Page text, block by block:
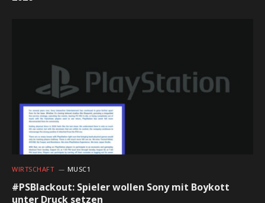
WIRTSCHAFT MUSC1
#PSBlackout: Spieler wollen Sony mit Boykott
unter Druck setzen